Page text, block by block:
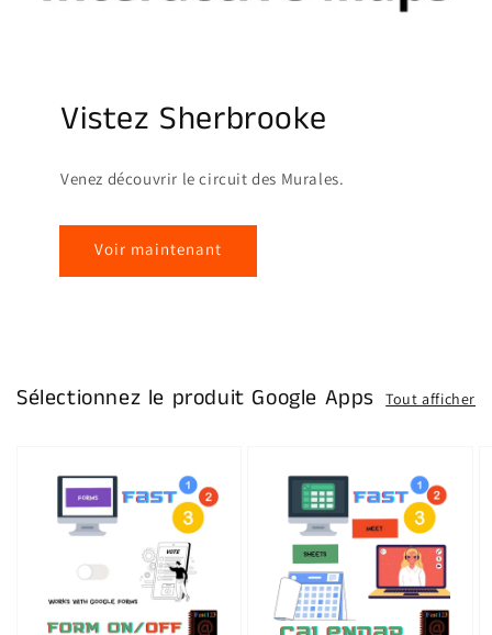
Vistez Sherbrooke
Venez découvrir le circuit des Murales.
Voir maintenant
Sélectionnez le produit Google Apps Tout afficher